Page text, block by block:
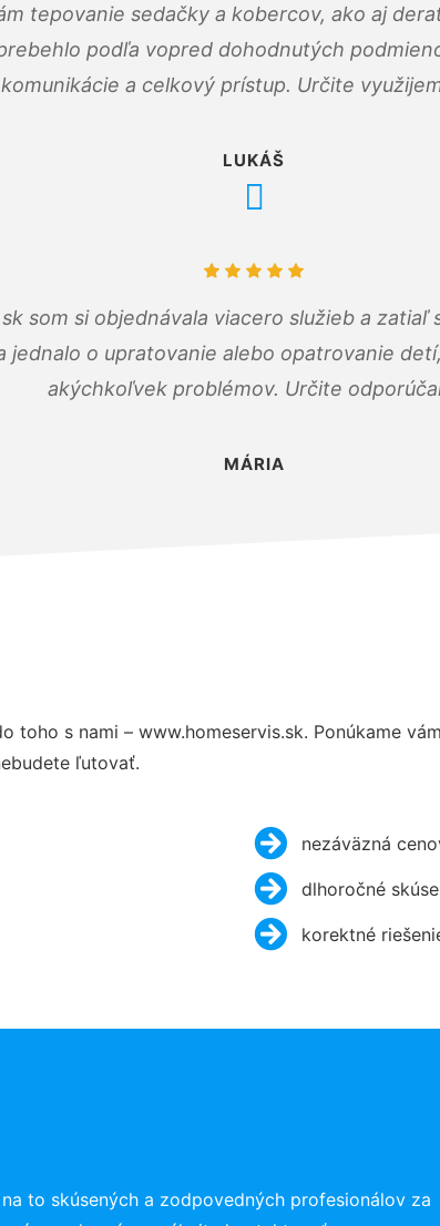
tepovanie sedačky a kobercov, ako aj
podľa vopred dohodnutých
a celkový prístup. Určite
LUKÁŠ
som si objednávala viacero služieb a zatiaľ
jednalo o upratovanie alebo opatrovanie
akýchkoľvek problémov. Určite
MÁRIA
toho s nami – www.homeservis.sk. Ponúkame
ľutovať.
nezáväzná
dlhoročné
korektné
to skúsených a zodpovedných profesionálov za